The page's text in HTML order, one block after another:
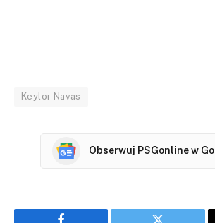
Keylor Navas
Obserwuj PSGonline w